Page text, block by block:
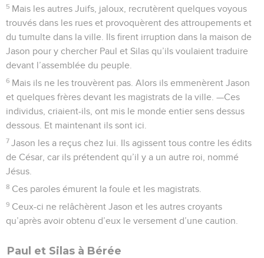
5 Mais les autres Juifs, jaloux, recrutèrent quelques voyous
trouvés dans les rues et provoquèrent des attroupements et
du tumulte dans la ville. Ils firent irruption dans la maison de
Jason pour y chercher Paul et Silas qu’ils voulaient traduire
devant l’assemblée du peuple.
6 Mais ils ne les trouvèrent pas. Alors ils emmenèrent Jason
et quelques frères devant les magistrats de la ville. —Ces
individus, criaient-ils, ont mis le monde entier sens dessus
dessous. Et maintenant ils sont ici.
7 Jason les a reçus chez lui. Ils agissent tous contre les édits
de César, car ils prétendent qu’il y a un autre roi, nommé
Jésus.
8 Ces paroles émurent la foule et les magistrats.
9 Ceux-ci ne relâchèrent Jason et les autres croyants
qu’après avoir obtenu d’eux le versement d’une caution.
Paul et Silas à Bérée